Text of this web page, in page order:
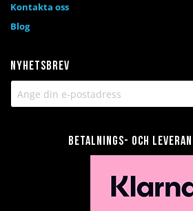
Nyhetsbrev
Betalnings- och
Kontakta oss
Blog